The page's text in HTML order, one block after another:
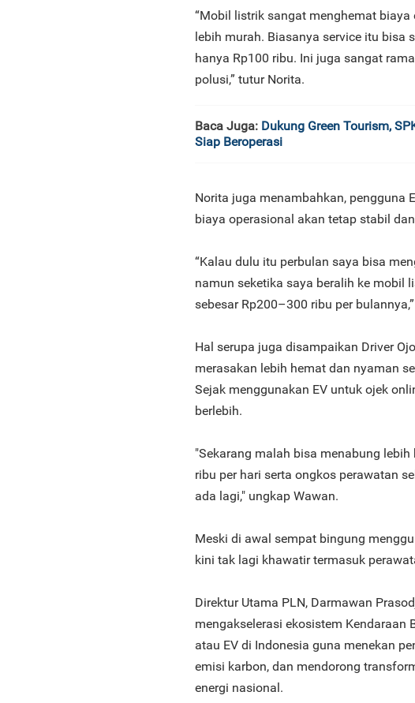
“Mobil listrik sangat menghemat
lebih murah. Biasanya service itu
hanya Rp100 ribu. Ini juga sangat
polusi,” tutur Norita.
Baca Juga: Dukung Green Tourism,
Siap Beroperasi
Norita juga menambahkan, pengguna
biaya operasional akan tetap stabil
“Kalau dulu itu perbulan saya bisa
namun seketika saya beralih ke mobil
sebesar Rp200–300 ribu per
Hal serupa juga disampaikan Driver
merasakan lebih hemat dan nyaman
Sejak menggunakan EV untuk ojek
berlebih.
"Sekarang malah bisa menabung
ribu per hari serta ongkos perawatan
ada lagi," ungkap Wawan.
Meski di awal sempat bingung
kini tak lagi khawatir termasuk
Direktur Utama PLN, Darmawan
mengakselerasi ekosistem Kendaraan
atau EV di Indonesia guna menekan
emisi karbon, dan mendorong
energi nasional.